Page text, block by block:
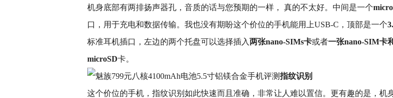
机身底部有两排扬声器孔，音质的话与您预期的一样， 真的不太好。中间是一个
口，用于充电和数据传输。我也没有期盼这个价位的手机能用上USB-C，顶部是一个
标准耳机插口，左边的两个托盘可以选择插入两张nano-SIMs卡或者一张nano-SIM卡
microSD卡。
指纹识别
这个价位的手机，指纹识别如此快速而且准确，非常让人难以置信。更有趣的是，机